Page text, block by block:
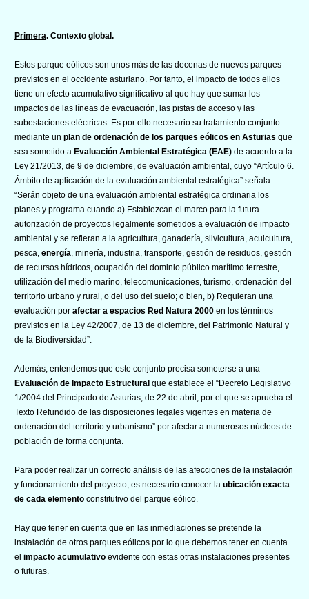
Primera. Contexto global.
Estos parque eólicos son unos más de las decenas de nuevos parques
previstos en el occidente asturiano. Por tanto, el impacto de todos ellos
tiene un efecto acumulativo significativo al que hay que sumar los
impactos de las líneas de evacuación, las pistas de acceso y las
subestaciones eléctricas. Es por ello necesario su tratamiento conjunto
mediante un plan de ordenación de los parques eólicos en Asturias que
sea sometido a Evaluación Ambiental Estratégica (EAE) de acuerdo a la
Ley 21/2013, de 9 de diciembre, de evaluación ambiental, cuyo “Artículo 6.
Ámbito de aplicación de la evaluación ambiental estratégica” señala
“Serán objeto de una evaluación ambiental estratégica ordinaria los
planes y programa cuando a) Establezcan el marco para la futura
autorización de proyectos legalmente sometidos a evaluación de impacto
ambiental y se refieran a la agricultura, ganadería, silvicultura, acuicultura,
pesca, energía , minería, industria, transporte, gestión de residuos, gestión
de recursos hídricos, ocupación del dominio público marítimo terrestre,
utilización del medio marino, telecomunicaciones, turismo, ordenación del
territorio urbano y rural, o del uso del suelo; o bien, b) Requieran una
evaluación por afectar a espacios Red Natura 2000 en los términos
previstos en la Ley 42/2007, de 13 de diciembre, del Patrimonio Natural y
de la Biodiversidad”.
Además, entendemos que este conjunto precisa someterse a una
Evaluación de Impacto Estructural que establece el “Decreto Legislativo
1/2004 del Principado de Asturias, de 22 de abril, por el que se aprueba el
Texto Refundido de las disposiciones legales vigentes en materia de
ordenación del territorio y urbanismo” por afectar a numerosos núcleos de
población de forma conjunta.
Para poder realizar un correcto análisis de las afecciones de la instalación
y funcionamiento del proyecto, es necesario conocer la ubicación exacta
de cada elemento constitutivo del parque eólico.
Hay que tener en cuenta que en las inmediaciones se pretende la
instalación de otros parques eólicos por lo que debemos tener en cuenta
el impacto acumulativo evidente con estas otras instalaciones presentes
o futuras.